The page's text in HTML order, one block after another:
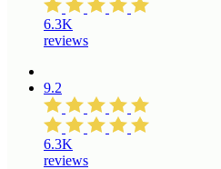
6.3K
reviews
9.2
6.3K
reviews